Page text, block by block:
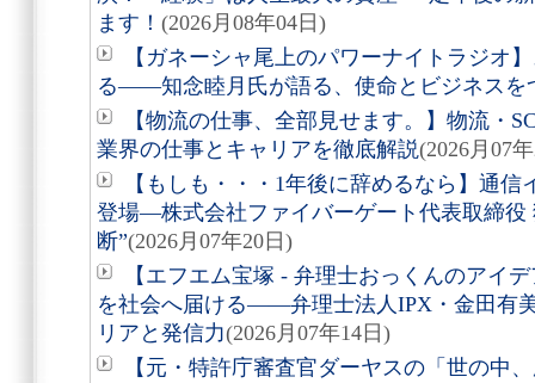
ます！ (2026月08年04日)
【ガネーシャ尾上のパワーナイトラジオ
る――知念睦月氏が語る、使命とビジネスを
【物流の仕事、全部見せます。】物流・
業界の仕事とキャリアを徹底解説(2026月07
【もしも・・・1年後に辞めるなら】通
登場―株式会社ファイバーゲート代表取締役
断”(2026月07年20日)
【エフエム宝塚 - 弁理士おっくんのアイ
を社会へ届ける――弁理士法人IPX・金田有
リアと発信力(2026月07年14日)
【元・特許庁審査官ダーヤスの「世の中